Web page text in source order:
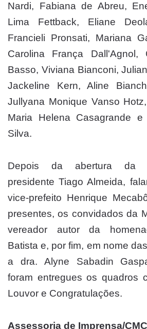
Nardi, Fabiana de Abreu,
Lima Fettback, Eliane
Francieli Pronsati, Mariana
Carolina França Dall'Agnol,
Basso, Viviana Bianconi,
Jackeline Kern, Aline
Jullyana Monique Vanso
Maria Helena Casagrande
Silva.
Depois da abertura da
presidente Tiago Almeida,
vice-prefeito Henrique
presentes, os convidados da
vereador autor da
Batista e, por fim, em nome
a dra. Alyne Sabadin
foram entregues os quadros
Louvor e Congratulações.
Assessoria de Imprensa/CMC